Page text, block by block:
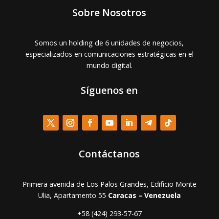
Sobre Nosotros
Somos un holding de 6 unidades de negocios,
especializados en comunicaciones estratégicas en el
mundo digital.
Síguenos en
Contáctanos
Primera avenida de Los Palos Grandes, Edificio Monte
Ulia, Apartamento 55 Caracas – Venezuela
+58 (424) 293-57-67